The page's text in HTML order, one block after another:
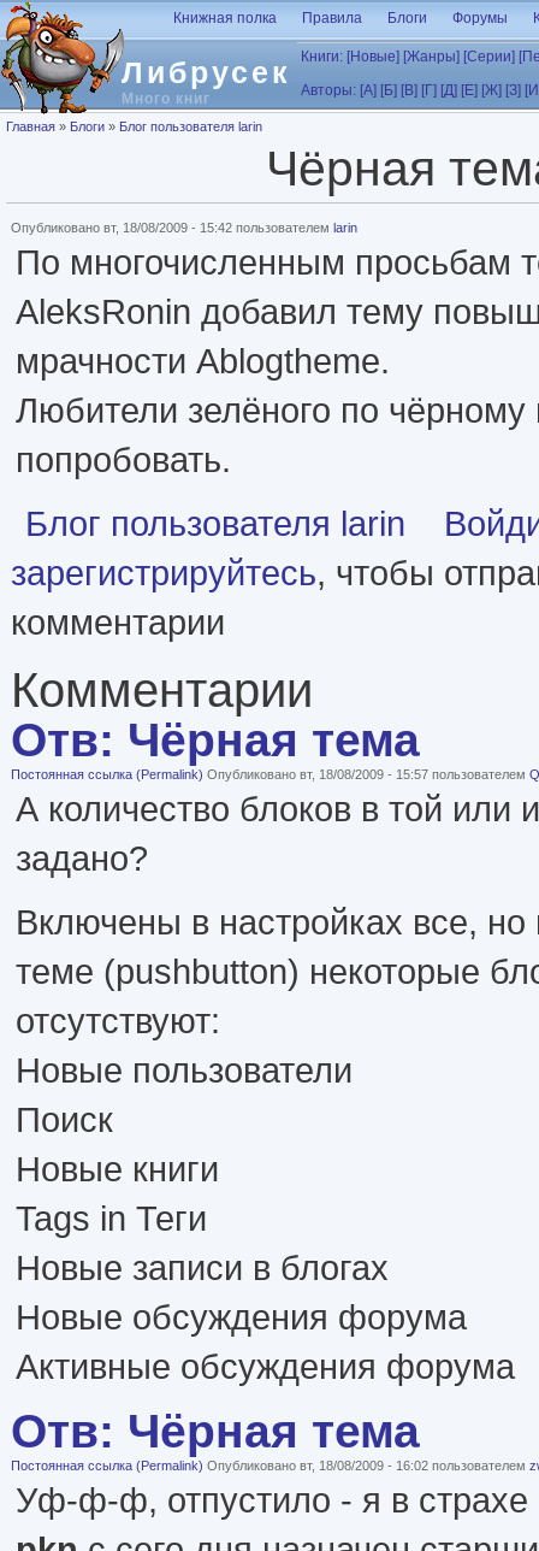
Перейти к основному содержанию
Либрусек
Много книг
Книжная полка Правила Блоги Форумы
Книги: [Новые] [Жанры] [Серии]
Авторы: [А] [Б] [В] [Г] [Д] [Е] [Ж] [З]
Вы здесь
Главная » Блоги » Блог пользователя larin
Чёрная
Опубликовано вт, 18/08/2009 - 15:42 пользователем larin
По многочисленным просьбам
AleksRonin добавил тему
мрачности Ablogtheme.
Любители зелёного по чёрному
попробовать.
Блог пользователя larin
зарегистрируйтесь, чтобы
комментарии
Комментарии
Отв: Чёрная тема
Постоянная ссылка (Permalink) Опубликовано вт, 18/08/2009 - 15:57 пользователем
А количество блоков в той или
задано?
Включены в настройках все,
теме (pushbutton) некоторые
отсутствуют:
Новые пользователи
Поиск
Новые книги
Tags in Теги
Новые записи в блогах
Новые обсуждения форума
Активные обсуждения форума
Отв: Чёрная тема
Постоянная ссылка (Permalink) Опубликовано вт, 18/08/2009 - 16:02 пользователем
Уф-ф-ф, отпустило - я в страхе